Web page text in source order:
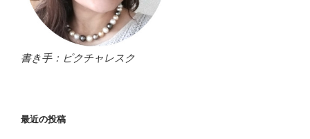
書き手：ピクチャレスク
最近の投稿